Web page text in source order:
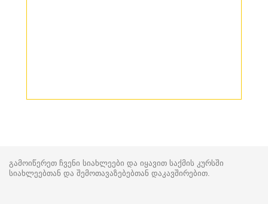
გამოიწერეთ ჩვენი სიახლეები და იყავით საქმის კურსში
სიახლეებთან და შემოთავაზებებთან დაკავშირებით.